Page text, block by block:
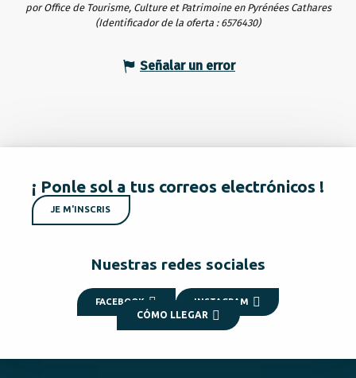
por Office de Tourisme, Culture et Patrimoine en Pyrénées Cathares
(Identificador de la oferta : 6576430)
Señalar un error
¡ Ponle sol a tus correos electrónicos !
JE M'INSCRIS
Nuestras redes sociales
FACEBOOK INSTAGRAM
CÓMO LLEGAR